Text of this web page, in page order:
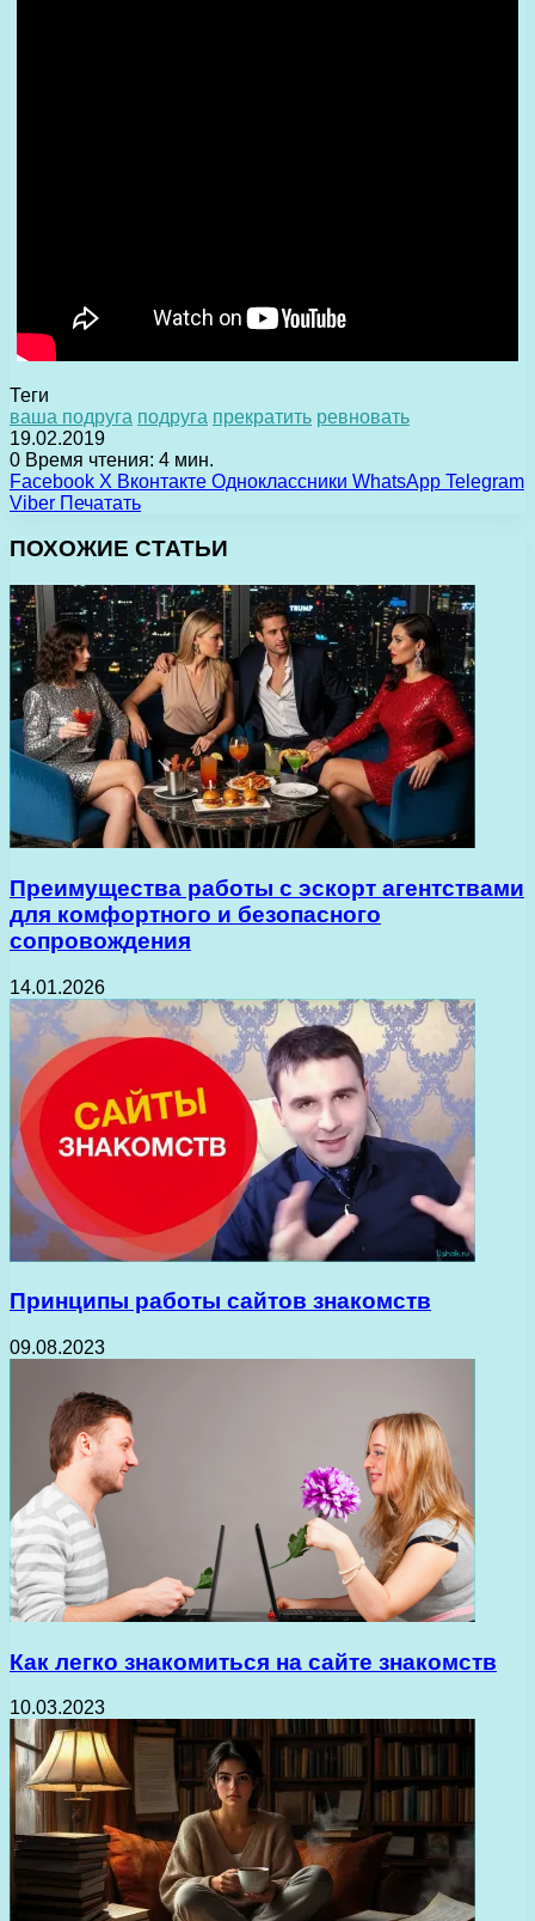
Теги
ваша подруга подруга прекратить ревновать
19.02.2019
0 Время чтения: 4 мин.
Facebook X Вконтакте Одноклассники WhatsApp Telegram
Viber Печатать
ПОХОЖИЕ СТАТЬИ
Преимущества работы с эскорт агентствами
для комфортного и безопасного
сопровождения
14.01.2026
Принципы работы сайтов знакомств
09.08.2023
Как легко знакомиться на сайте знакомств
10.03.2023